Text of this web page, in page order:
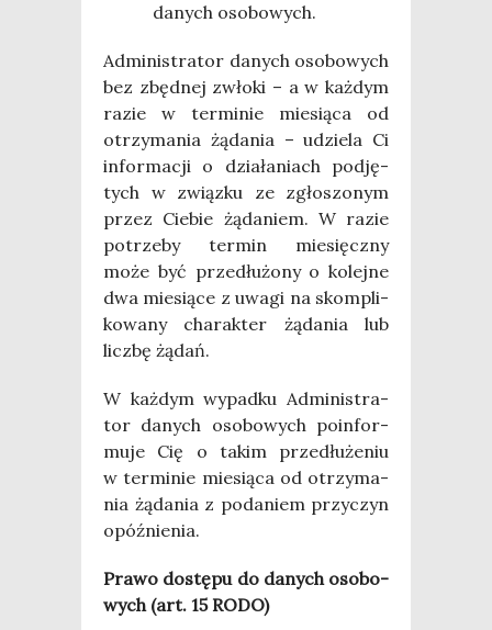
danych osobowych.
Admi­ni­stra­tor danych oso­bo­wych
bez zbęd­nej zwło­ki – a w każ­dym
razie w ter­mi­nie mie­sią­ca od
otrzy­ma­nia żąda­nia – udzie­la Ci
infor­ma­cji o dzia­ła­niach pod­ję­
tych w związ­ku ze zgło­szo­nym
przez Cie­bie żąda­niem. W razie
potrze­by ter­min mie­sięcz­ny
może być prze­dłu­żo­ny o kolej­ne
dwa mie­sią­ce z uwa­gi na skom­pli­
ko­wa­ny cha­rak­ter żąda­nia lub
licz­bę żądań.
W każ­dym wypad­ku Admi­ni­stra­
tor danych oso­bo­wych poin­for­
mu­je Cię o takim prze­dłu­że­niu
w ter­mi­nie mie­sią­ca od otrzy­ma­
nia żąda­nia z poda­niem przy­czyn
opóźnienia.
Pra­wo dostę­pu do danych oso­bo­
wych (art. 15 RODO)